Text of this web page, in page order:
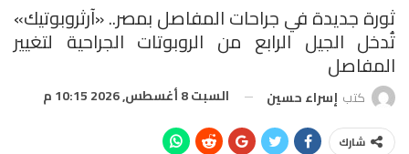
ثورة جديدة في جراحات المفاصل بمصر.. «آرثروبوتيك»
تُدخل الجيل الرابع من الروبوتات الجراحية لتغيير
المفاصل
كتب إسراء حسين السبت 8 أغسطس, 2026 10:15 م
شارك